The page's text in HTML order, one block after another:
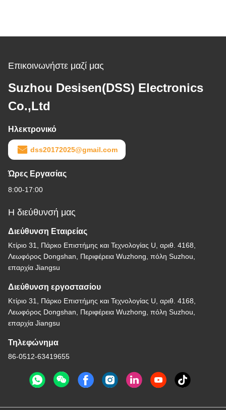
Επικοινωνήστε μαζί μας
Suzhou Desisen(DSS) Electronics
Co.,Ltd
Ηλεκτρονικό
dss20172025@gmail.com
Ώρες Εργασίας
8:00-17:00
Η διεύθυνσή μας
Διεύθυνση Εταιρείας
Κτίριο 31, Πάρκο Επιστήμης και Τεχνολογίας U, αριθ. 4168,
Λεωφόρος Dongshan, Περιφέρεια Wuzhong, πόλη Suzhou,
επαρχία Jiangsu
Διεύθυνση εργοστασίου
Κτίριο 31, Πάρκο Επιστήμης και Τεχνολογίας U, αριθ. 4168,
Λεωφόρος Dongshan, Περιφέρεια Wuzhong, πόλη Suzhou,
επαρχία Jiangsu
Τηλεφώνημα
86-0512-63419655